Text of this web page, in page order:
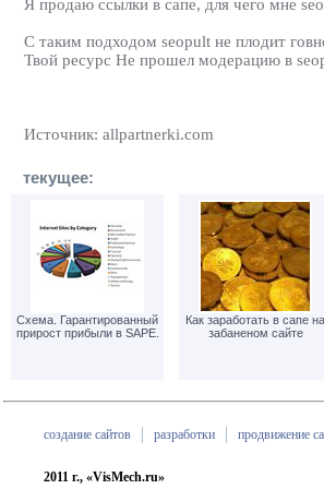
Я продаю ссылки в сапе, для чего мне
С таким подходом seopult не плодит
Твой ресурс Не прошел модерацию в
Источник: allpartnerki.com
текущее:
Схема. Гарантированный
прирост прибыли в SAPE.
Как заработать в сапе на
забаненом сайте
создание сайтов разработки продвижение
2011 г., «VisMech.ru»